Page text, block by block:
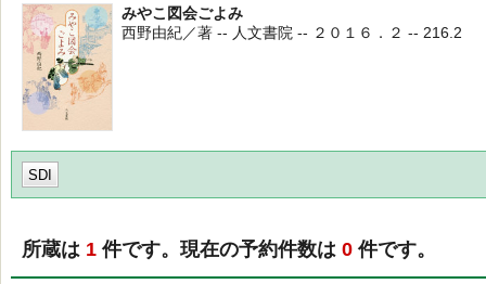
みやこ図会ごよみ
西野由紀／著 -- 人文書院 -- ２０１６．２ -- 216.2
SDI
所蔵は 1 件です。現在の予約件数は 0 件です。